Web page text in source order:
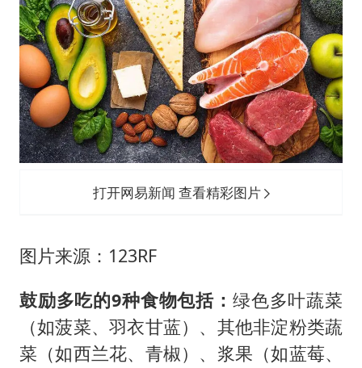
打开网易新闻 查看精彩图片
图片来源：123RF
鼓励多吃的9种食物包括： 绿色多叶蔬菜
（如菠菜、羽衣甘蓝）、其他非淀粉类蔬
菜（如西兰花、青椒）、浆果（如蓝莓、